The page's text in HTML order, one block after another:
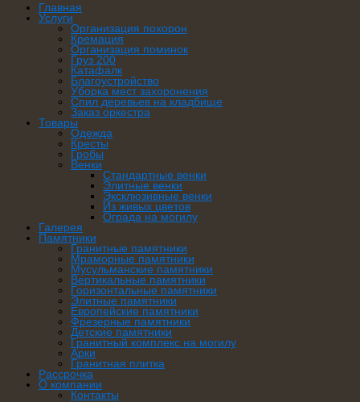
Главная
Услуги
Организация похорон
Кремация
Организация поминок
Груз 200
Катафалк
Благоустройство
Уборка мест захоронения
Спил деревьев на кладбище
Заказ оркестра
Товары
Одежда
Кресты
Гробы
Венки
Стандартные венки
Элитные венки
Эксклюзивные венки
Из живых цветов
Ограда на могилу
Галерея
Памятники
Гранитные памятники
Мраморные памятники
Мусульманские памятники
Вертикальные памятники
Горизонтальные памятники
Элитные памятники
Европейские памятники
Фрезерные памятники
Детские памятники
Гранитный комплекс на могилу
Арки
Гранитная плитка
Рассрочка
О компании
Контакты